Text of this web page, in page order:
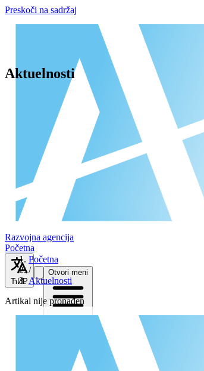
Preskoči na sadržaj
Razvojna agencija
Početna
ЋИР
Otvori meni
Aktuelnosti
Početna
/
Aktuelnosti
Artikal nije pronađen